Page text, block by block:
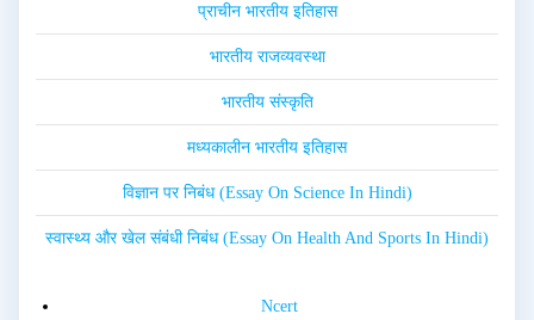
प्राचीन भारतीय इतिहास
भारतीय राजव्यवस्था
भारतीय संस्कृति
मध्यकालीन भारतीय इतिहास
विज्ञान पर निबंध (Essay On Science In Hindi)
स्वास्थ्य और खेल संबंधी निबंध (Essay On Health And Sports In Hindi)
Ncert